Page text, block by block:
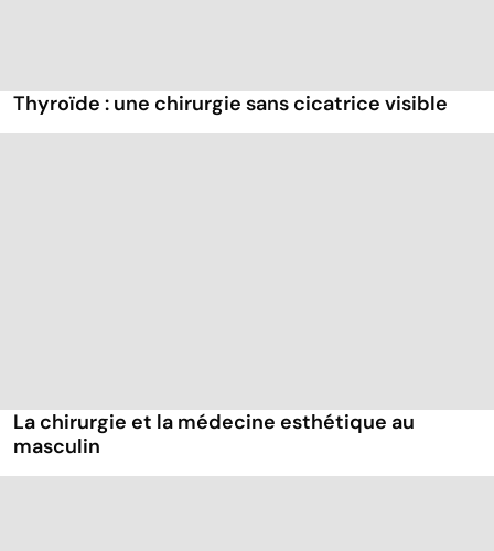
Thyroïde : une chirurgie sans cicatrice visible
La chirurgie et la médecine esthétique au
masculin